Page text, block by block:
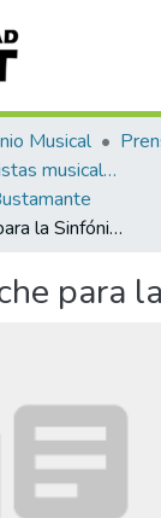
Musical
Críticos y cronistas musicales
Buena noche para la Sinfónica
para